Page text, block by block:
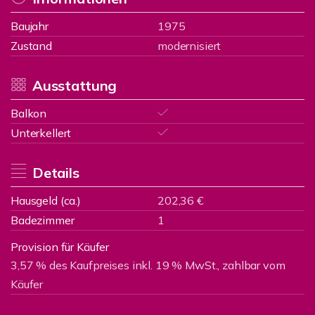
Baujahr
1975
Zustand
modernisiert
Ausstattung
Balkon
Unterkellert
Details
Hausgeld (ca.)
202,36 €
Badezimmer
1
Provision für Käufer
3,57 % des Kaufpreises inkl. 19 % MwSt., zahlbar vom
Käufer